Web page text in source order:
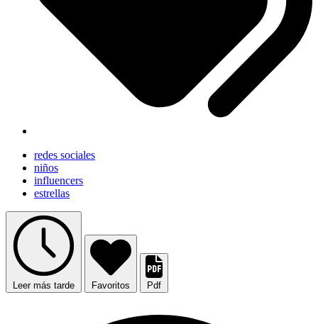
redes sociales
niños
influencers
estrellas
Leer más tarde Favoritos Pdf